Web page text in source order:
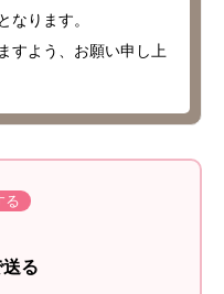
なります。
すよう、お願い申し上
る
る